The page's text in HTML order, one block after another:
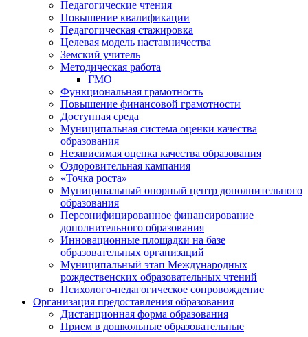
Педагогические чтения
Повышение квалификации
Педагогическая стажировка
Целевая модель наставничества
Земский учитель
Методическая работа
ГМО
Функциональная грамотность
Повышение финансовой грамотности
Доступная среда
Муниципальная система оценки качества
образования
Независимая оценка качества образования
Оздоровительная кампания
«Точка роста»
Муниципальный опорный центр дополнительного
образования
Персонифицированное финансирование
дополнительного образования
Инновационные площадки на базе
образовательных организаций
Муниципальный этап Международных
рождественских образовательных чтений
Психолого-педагогическое сопровождение
Организация предоставления образования
Дистанционная форма образования
Прием в дошкольные образовательные